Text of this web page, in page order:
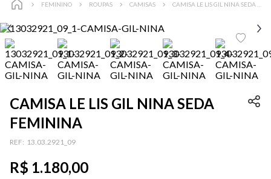
FEMININO ROUPAS CAMISAS
CAMISA LE LIS GIL NINA SEDA
FEMININA
: 13.03.2921_09
R$ 1.180,00